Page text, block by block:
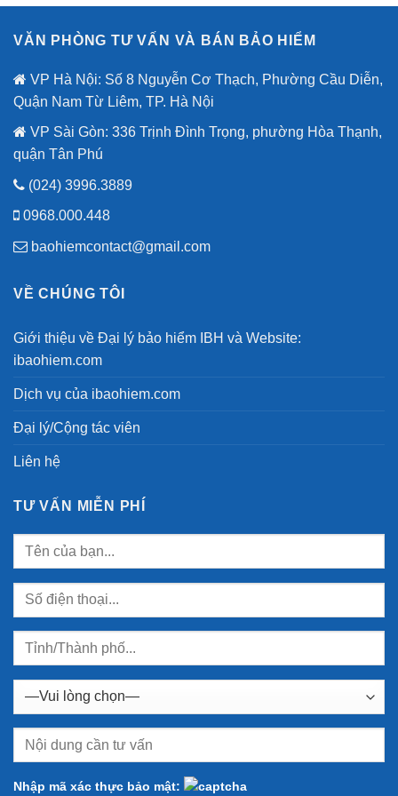
VĂN PHÒNG TƯ VẤN VÀ BÁN BẢO HIỂM
VP Hà Nội: Số 8 Nguyễn Cơ Thạch, Phường Cầu Diễn,
Quận Nam Từ Liêm, TP. Hà Nội
VP Sài Gòn: 336 Trịnh Đình Trọng, phường Hòa Thạnh,
quận Tân Phú
(024) 3996.3889
0968.000.448
baohiemcontact@gmail.com
VỀ CHÚNG TÔI
Giới thiệu về Đại lý bảo hiểm IBH và Website:
ibaohiem.com
Dịch vụ của ibaohiem.com
Đại lý/Cộng tác viên
Liên hệ
TƯ VẤN MIỄN PHÍ
Nhập mã xác thực bảo mật: